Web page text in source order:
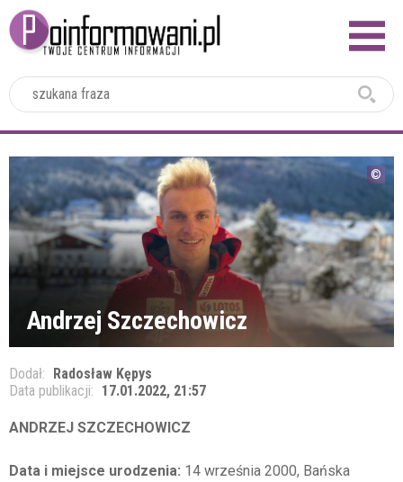
Andrzej Szczechowicz
Dodał: Radosław Kępys
Data publikacji: 17.01.2022, 21:57
ANDRZEJ SZCZECHOWICZ
Data i miejsce urodzenia: 14 września 2000, Bańska